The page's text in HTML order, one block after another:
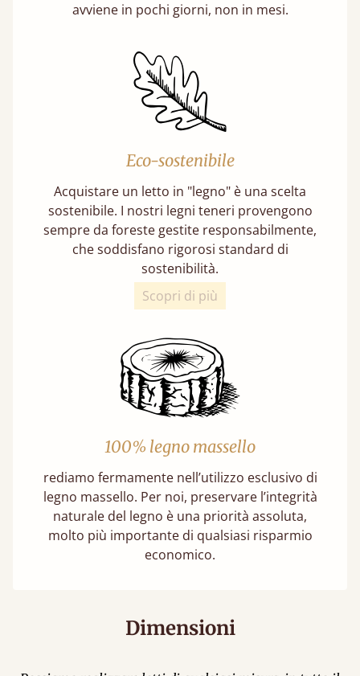
avviene in pochi giorni, non in mesi.
Eco-sostenibile
Acquistare un letto in "legno" è una scelta
sostenibile. I nostri legni teneri provengono
sempre da foreste gestite responsabilmente,
che soddisfano rigorosi standard di
sostenibilità.
Scopri di più
100% legno massello
rediamo fermamente nell’utilizzo esclusivo di
legno massello. Per noi, preservare l’integrità
naturale del legno è una priorità assoluta,
molto più importante di qualsiasi risparmio
economico.
Dimensioni